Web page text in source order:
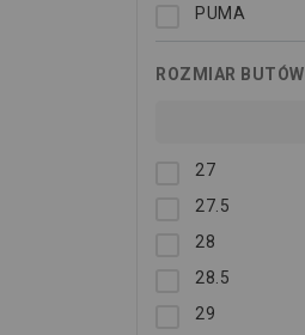
PUMA
ROZMIAR BUTÓW
27
27.5
28
28.5
29